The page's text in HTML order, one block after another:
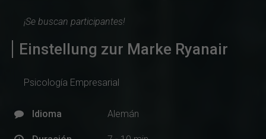
¡Se buscan participantes!
Einstellung zur Marke Ryanair
Psicología Empresarial
Idioma Alemán